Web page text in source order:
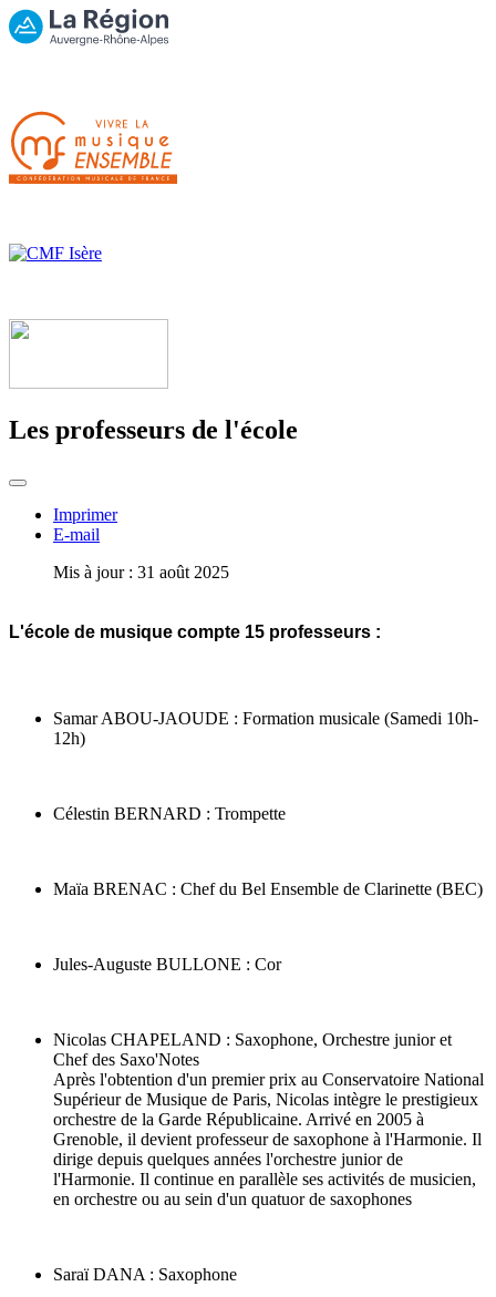
Les professeurs de l'école
Imprimer
E-mail
Mis à jour : 31 août 2025
L'école de musique compte 15 professeurs :
Samar ABOU-JAOUDE : Formation musicale (Samedi 10h-
12h)
Célestin BERNARD : Trompette
Maïa BRENAC : Chef du Bel Ensemble de Clarinette (BEC)
Jules-Auguste BULLONE : Cor
Nicolas CHAPELAND : Saxophone, Orchestre junior et
Chef des Saxo'Notes
Après l'obtention d'un premier prix au Conservatoire National
Supérieur de Musique de Paris, Nicolas intègre le prestigieux
orchestre de la Garde Républicaine. Arrivé en 2005 à
Grenoble, il devient professeur de saxophone à l'Harmonie. Il
dirige depuis quelques années l'orchestre junior de
l'Harmonie. Il continue en parallèle ses activités de musicien,
en orchestre ou au sein d'un quatuor de saxophones
Saraï DANA : Saxophone